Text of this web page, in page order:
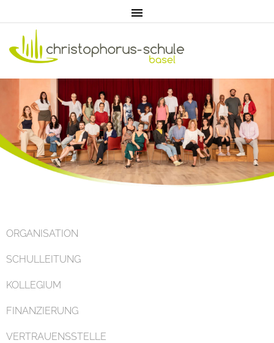
ORGANISATION
SCHULLEITUNG
KOLLEGIUM
FINANZIERUNG
VERTRAUENSSTELLE